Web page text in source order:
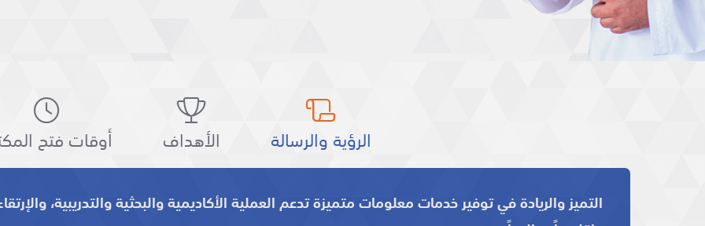
الرؤية والرسالة الأهداف أوقات فتح
التميز والريادة في توفير خدمات معلومات متميزة تدعم العملية الأكاديمية والبحثية والتدريبية،